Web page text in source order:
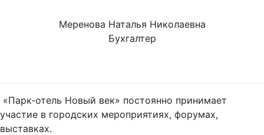
Меренова Наталья Николаевна
Бухгалтер
«Парк-отель Новый век» постоянно принимает
участие в городских мероприятиях, форумах,
выставках.